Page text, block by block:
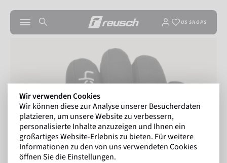
US SHOPS
Wir verwenden Cookies
Wir können diese zur Analyse unserer Besucherdaten
platzieren, um unsere Website zu verbessern,
personalisierte Inhalte anzuzeigen und Ihnen ein
großartiges Website-Erlebnis zu bieten. Für weitere
Informationen zu den von uns verwendeten Cookies
öffnen Sie die Einstellungen.